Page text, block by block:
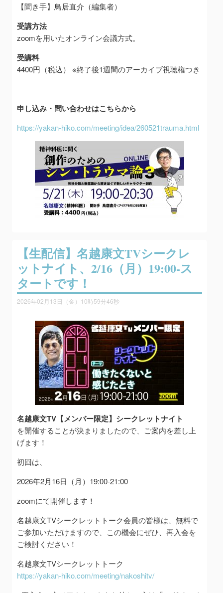
【聞き手】鳥居直介（編集者）
受講方法
zoomを用いたオンライン会議方式。
受講料
4400円（税込） ※終了後1週間のアーカイブ視聴権つき
申し込み・問い合わせはこちらから
https://yakan-hiko.com/meeting/idea/260521trauma.html
【生配信】名越康文TVシークレ
ットナイト、2/16（月）19:00-ス
タートです！
2026年02月13日（金）10時59分46秒
名越康文TV【メンバー限定】シークレットナイト
を開催することが決まりましたので、ご案内を差し上
げます！
初回は、
2026年2月16日（月）19:00-21:00
zoomにて開催します！
名越康文TVシークレットトーク会員の皆様は、無料で
ご参加いただけますので、この機会にぜひ、再入会を
ご検討ください！
名越康文TVシークレットトーク
https://yakan-hiko.com/meeting/nakoshitv/